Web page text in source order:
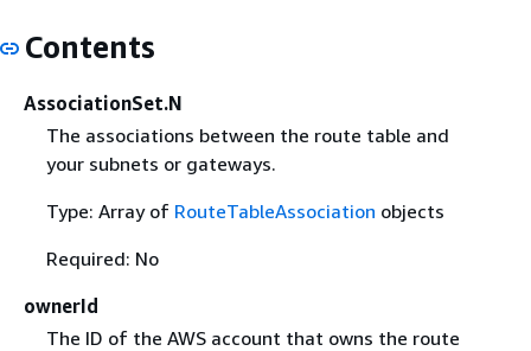
Contents
AssociationSet.N
The associations between the route table and
your subnets or gateways.
Type: Array of RouteTableAssociation objects
Required: No
ownerId
The ID of the AWS account that owns the route